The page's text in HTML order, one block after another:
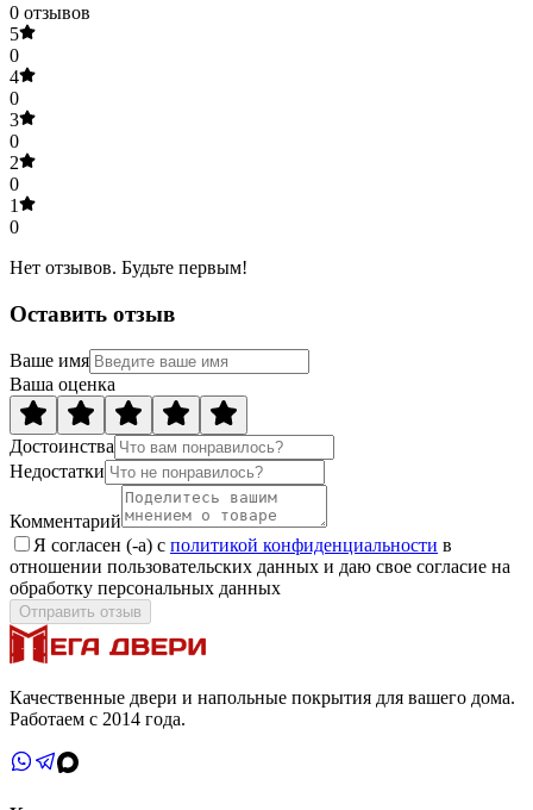
0 отзывов
5
0
4
0
3
0
2
0
1
0
Нет отзывов. Будьте первым!
Оставить отзыв
Ваше имя
Ваша оценка
Достоинства
Недостатки
Комментарий
Я согласен (-а) с политикой конфиденциальности в
отношении пользовательских данных и даю свое согласие на
обработку персональных данных
Отправить отзыв
Качественные двери и напольные покрытия для вашего дома.
Работаем с 2014 года.